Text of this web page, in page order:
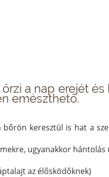
a nap erejét
emészthető.
keresztül is hat a
ugyanakkor
az élősködőknek)